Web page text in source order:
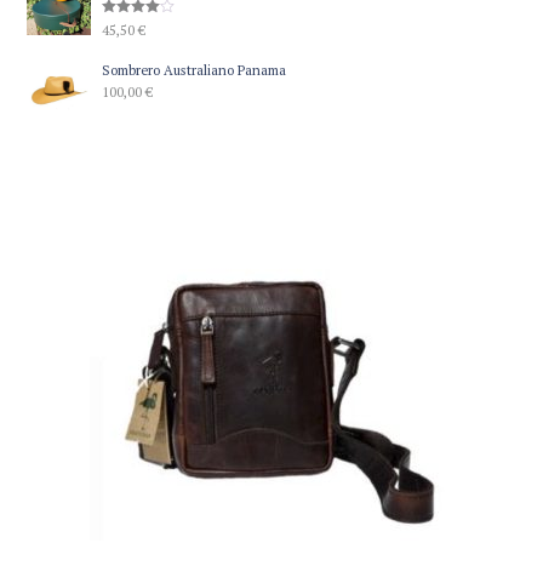
Valorado
con4.00
45,50€
Sombrero Australiano Panama
100,00€